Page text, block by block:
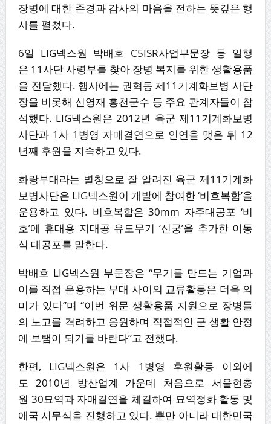
장병에 대한 존경과 감사의 마음을 전하는 뜻깊은 행
사를 펼쳤다.
6일 LIG넥스원 박배호 C5ISR사업부문장 등 일행
은 11사단 사령부를 찾아 장병 복지를 위한 생활용품
을 전달했다. 행사에는 권혁동 제11기계화보병 사단
장을 비롯해 신영재 홍천군수 등 주요 관계자들이 참
석했다. LIG넥스원은 2012년 육군 제11기계화보병
사단과 1사 1병영 자매결연으로 인연을 맺은 뒤 12
년째 후원을 지속하고 있다.
화랑부대라는 별칭으로 잘 알려진 육군 제11기계화
보병사단은 LIG넥스원이 개발에 참여한 ‘비호복합’을
운용하고 있다. 비호복합은 30mm 자주대공포 ‘비
호’에 휴대용 지대공 유도무기 ‘신궁’을 추가한 이동
식 대공포를 말한다.
박배호 LIG넥스원 부문장은 “무기를 만드는 기업과
이를 직접 운용하는 부대 사이의 교류활동은 더욱 의
미가 있다”며 “이번 위문 생활용품 지원으로 장병들
의 노고를 격려하고 응원하며 직접적인 군 생활 안정
에 보탬이 되기를 바란다”고 전했다.
한편, LIG넥스원은 1사 1병영 후원활동 이외에
도 2010년 방산업계 가운데 처음으로 서울현충
원 30묘역과 자매결연을 체결하여 묘역정화 활동 및
애국 시무식을 진행하고 있다. 뿐만 아니라 대한민국